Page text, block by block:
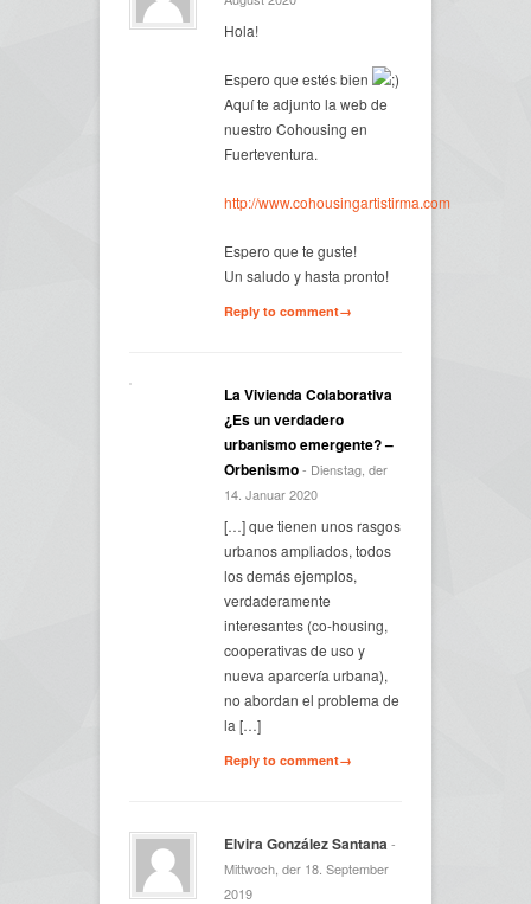
Hola!
Espero que estés bien
Aquí te adjunto la web de
nuestro Cohousing en
Fuerteventura.
http://www.cohousingartistirma.com
Espero que te guste!
Un saludo y hasta pronto!
Reply to comment→
La Vivienda Colaborativa
¿Es un verdadero
urbanismo emergente? –
Orbenismo- Dienstag, der
14. Januar 2020
[…] que tienen unos rasgos
urbanos ampliados, todos
los demás ejemplos,
verdaderamente
interesantes (co-housing,
cooperativas de uso y
nueva aparcería urbana),
no abordan el problema de
la […]
Reply to comment→
Elvira González Santana-
Mittwoch, der 18. September
2019